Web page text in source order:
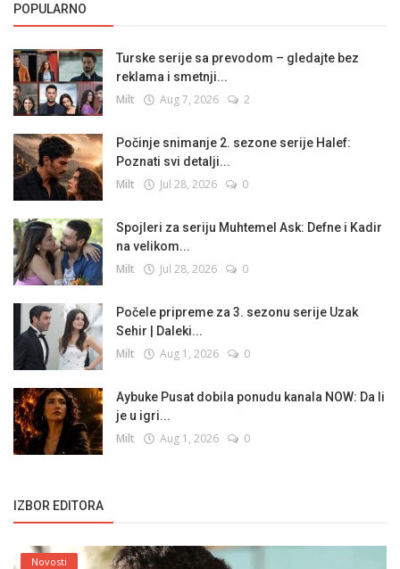
POPULARNO
Turske serije sa prevodom – gledajte bez
reklama i smetnji...
Milt Aug 7, 2026 2
Počinje snimanje 2. sezone serije Halef:
Poznati svi detalji...
Milt Jul 28, 2026 0
Spojleri za seriju Muhtemel Ask: Defne i Kadir
na velikom...
Milt Jul 28, 2026 0
Počele pripreme za 3. sezonu serije Uzak
Sehir | Daleki...
Milt Aug 1, 2026 0
Aybuke Pusat dobila ponudu kanala NOW: Da li
je u igri...
Milt Aug 1, 2026 0
IZBOR EDITORA
Novosti